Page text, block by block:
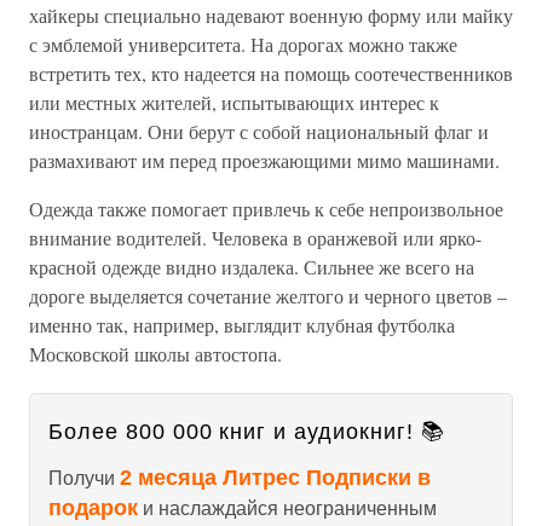
хайкеры специально надевают военную форму или майку
с эмблемой университета. На дорогах можно также
встретить тех, кто надеется на помощь соотечественников
или местных жителей, испытывающих интерес к
иностранцам. Они берут с собой национальный флаг и
размахивают им перед проезжающими мимо машинами.
Одежда также помогает привлечь к себе непроизвольное
внимание водителей. Человека в оранжевой или ярко-
красной одежде видно издалека. Сильнее же всего на
дороге выделяется сочетание желтого и черного цветов –
именно так, например, выглядит клубная футболка
Московской школы автостопа.
Более 800 000 книг и аудиокниг! 📚
Получи 2 месяца Литрес Подписки в
подарок и наслаждайся неограниченным